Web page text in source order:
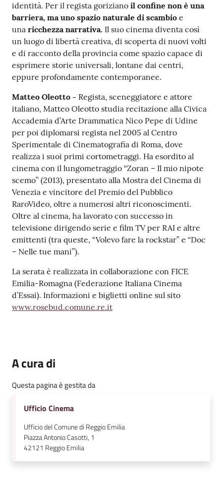
identità. Per il regista goriziano il confine non è una
barriera, ma uno spazio naturale di scambio e
una ricchezza narrativa. Il suo cinema diventa così
un luogo di libertà creativa, di scoperta di nuovi volti
e di racconto della provincia come spazio capace di
esprimere storie universali, lontane dai centri,
eppure profondamente contemporanee.
Matteo Oleotto - Regista, sceneggiatore e attore
italiano, Matteo Oleotto studia recitazione alla Civica
Accademia d’Arte Drammatica Nico Pepe di Udine
per poi diplomarsi regista nel 2005 al Centro
Sperimentale di Cinematografia di Roma, dove
realizza i suoi primi cortometraggi. Ha esordito al
cinema con il lungometraggio “Zoran – Il mio nipote
scemo” (2013), presentato alla Mostra del Cinema di
Venezia e vincitore del Premio del Pubblico
RaroVideo, oltre a numerosi altri riconoscimenti.
Oltre al cinema, ha lavorato con successo in
televisione dirigendo serie e film TV per RAI e altre
emittenti (tra queste, “Volevo fare la rockstar” e “Doc
– Nelle tue mani”).
La serata è realizzata in collaborazione con FICE
Emilia-Romagna (Federazione Italiana Cinema
d’Essai). Informazioni e biglietti online sul sito
www.rosebud.comune.re.it
A cura di
Questa pagina è gestita da
Ufficio Cinema
Ufficio del Comune di Reggio Emilia
Piazza Antonio Casotti, 1
42121 Reggio Emilia